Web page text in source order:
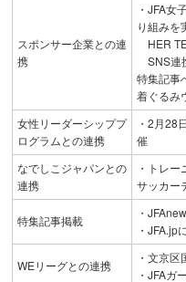
スポンサー企業との連
携
・JFA女
り組みを
HER
SNS連
特集記事
着ぐるみ
女性リーダーシッププ
ログラムとの連携
・2月28
催
なでしこジャパンとの
連携
・トレ
サッカー
特集記事掲載
・
・JFA.jp
WEリーグとの連携
・文京
・JFAガ